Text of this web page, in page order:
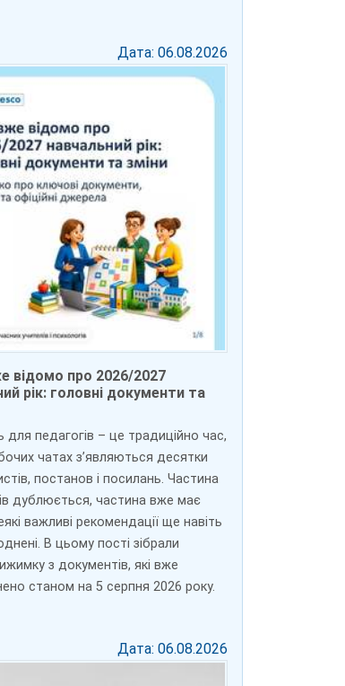
Дата: 06.08.2026
відомо про 2026/2027
рік: головні документи та
для педагогів – це традиційно час,
чатах з’являються десятки
постанов і посилань. Частина
дублюється, частина вже має
важливі рекомендації ще навіть
В цьому пості зібрали
з документів, які вже
станом на 5 серпня 2026 року.
Дата: 06.08.2026